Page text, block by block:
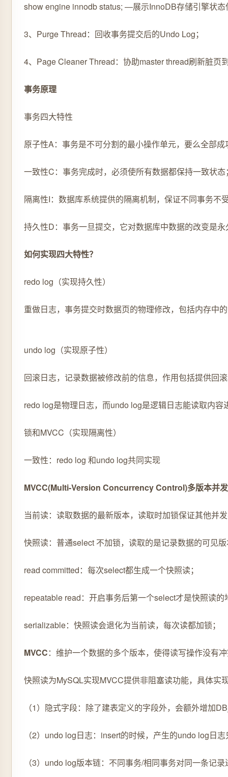
show engine innodb status; —展示InnoDB存储引擎状态
3、Purge Thread：回收事务提交后的Undo Log；
4、Page Cleaner Thread：协助master thread刷新脏页
事务原理
事务四大特性
原子性A：事务是不可分割的最小操作单元，要么全部
一致性C：事务完成时，必须使所有数据都保持一致状态
隔离性I：数据库系统提供的隔离机制，保证不同事务不
持久性D：事务一旦提交，它对数据库中数据的改变是
如何实现四大特性？
redo log（实现持久性）
重做日志，事务提交时数据页的物理修改，包括内存中
undo log（实现原子性）
回滚日志，记录数据被修改前的信息，作用包括提供回
redo log是物理日志，而undo log是逻辑日志能读取内容
锁和MVCC（实现隔离性）
一致性：redo log 和undo log共同实现
MVCC(Multi-Version Concurrency Control)多版本并
当前读：读取数据的最新版本，读取时加锁保证其他并
快照读：普通select 不加锁，读取的是记录数据的可见
read committed：每次select都生成一个快照读；
repeatable read：开启事务后第一个select才是快照读的
serializable：快照读会退化为当前读，每次读都加锁；
MVCC：维护一个数据的多个版本，使得读写操作没有
快照读为MySQL实现MVCC提供非阻塞读功能，具体
（1）隐式字段：除了建表定义的字段外，会额外增加
（2）undo log日志：insert的时候，产生的undo log日
（3）undo log版本链：不同事务/相同事务对同一条记